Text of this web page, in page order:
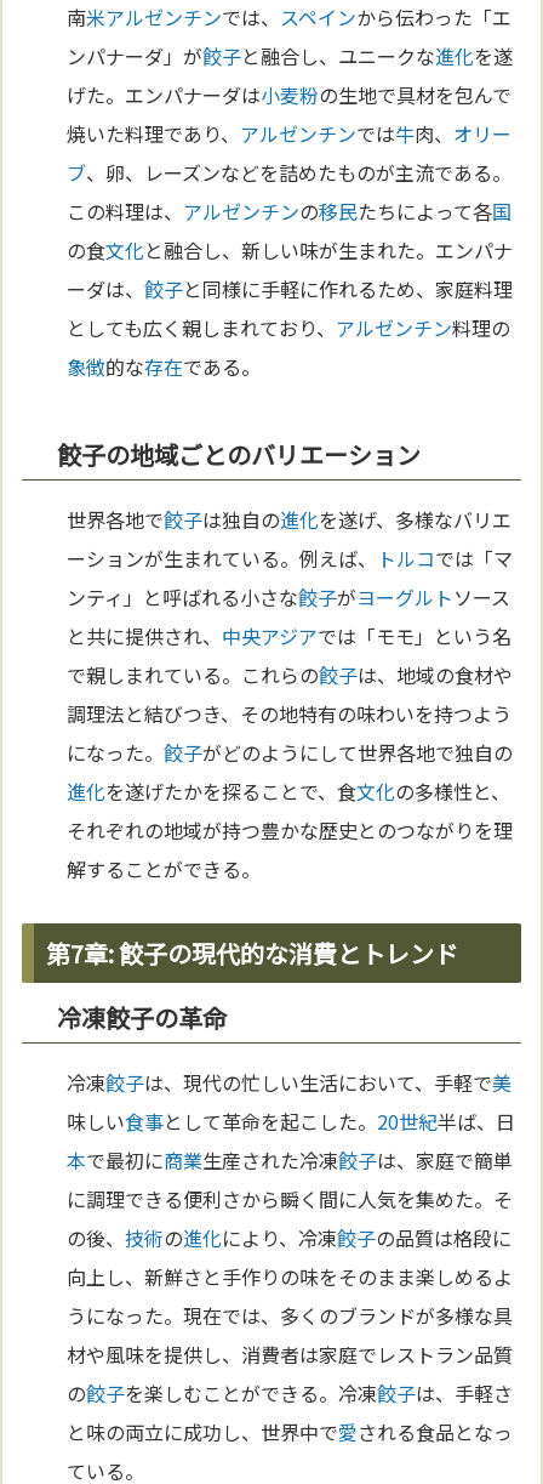
南米アルゼンチンでは、 スペインから伝わった「エ
ンパナーダ」が餃子と融合し、ユニークな進化を遂
げた。エンパナーダは小麦粉の生地で具材を包んで
焼いた料理であり、 アルゼンチンでは牛肉、 オリー
ブ、卵、レーズンなどを詰めたものが主流である。
この料理は、 アルゼンチンの移民たちによって各国
の食文化と融合し、新しい味が生まれた。エンパナ
ーダは、餃子と同様に手軽に作れるため、家庭料理
としても広く親しまれており、 アルゼンチン料理の
象徴的な存在である。
餃子の地域ごとのバリエーション
世界各地で餃子は独自の進化を遂げ、多様なバリエ
ーションが生まれている。例えば、
トルコでは「マ
ンティ」と呼ばれる小さな餃子がヨーグルトソース
と共に提供され、 中央アジアでは「モモ」という名
で親しまれている。これらの餃子は、地域の食材や
調理法と結びつき、その地特有の味わいを持つよう
になった。餃子がどのようにして世界各地で独自の
進化を遂げたかを探ることで、食文化の多様性と、
それぞれの地域が持つ豊かな歴史とのつながりを理
解することができる。
第7章: 餃子の現代的な消費とトレンド
冷凍餃子の革命
冷凍餃子は、現代の忙しい生活において、手軽で美
味しい食事として革命を起こした。 20世紀半ば、日
本で最初に商業生産された冷凍餃子は、家庭で簡単
に調理できる便利さから瞬く間に人気を集めた。そ
の後、技術の進化により、冷凍餃子の品質は格段に
向上し、新鮮さと手作りの味をそのまま楽しめるよ
うになった。現在では、多くのブランドが多様な具
材や風味を提供し、消費者は家庭でレストラン品質
の餃子を楽しむことができる。冷凍餃子は、手軽さ
と味の両立に成功し、世界中で愛される食品となっ
ている。